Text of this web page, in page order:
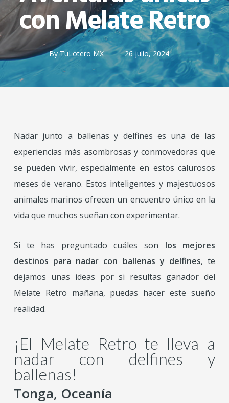
con Melate Retro
By TuLotero MX 26 julio, 2024
Nadar junto a ballenas y delfines es una de las
experiencias más asombrosas y conmovedoras que
se pueden vivir, especialmente en estos calurosos
meses de verano. Estos inteligentes y majestuosos
animales marinos ofrecen un encuentro único en la
vida que muchos sueñan con experimentar.
Si te has preguntado cuáles son los mejores
destinos para nadar con ballenas y delfines, te
dejamos unas ideas por si resultas ganador del
Melate Retro mañana, puedas hacer este sueño
realidad.
¡El Melate Retro te lleva a
nadar con delfines y
ballenas!
Tonga, Oceanía